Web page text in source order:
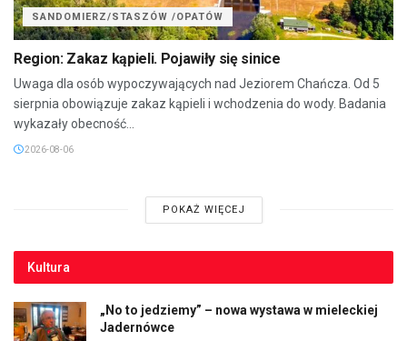
SANDOMIERZ/STASZÓW /OPATÓW
Region: Zakaz kąpieli. Pojawiły się sinice
Uwaga dla osób wypoczywających nad Jeziorem Chańcza. Od 5
sierpnia obowiązuje zakaz kąpieli i wchodzenia do wody. Badania
wykazały obecność...
2026-08-06
POKAŻ WIĘCEJ
Kultura
„No to jedziemy” – nowa wystawa w mieleckiej
Jadernówce